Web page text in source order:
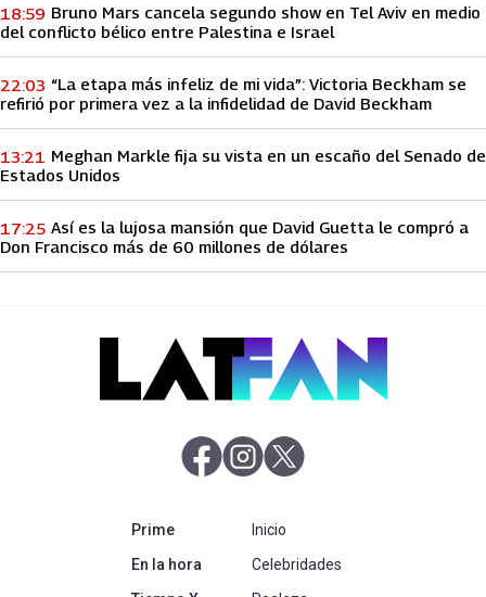
Bruno Mars cancela segundo show en Tel Aviv en medio
del conflicto bélico entre Palestina e Israel
18:59
“La etapa más infeliz de mi vida”: Victoria Beckham se
refirió por primera vez a la infidelidad de David Beckham
22:03
Meghan Markle fija su vista en un escaño del Senado de
Estados Unidos
13:21
Así es la lujosa mansión que David Guetta le compró a
Don Francisco más de 60 millones de dólares
17:25
abre en nueva pestaña
abre en nueva pestaña
Primeabre en nueva pestaña
En la hora abre en nueva pestaña
Inicio
Celebridades